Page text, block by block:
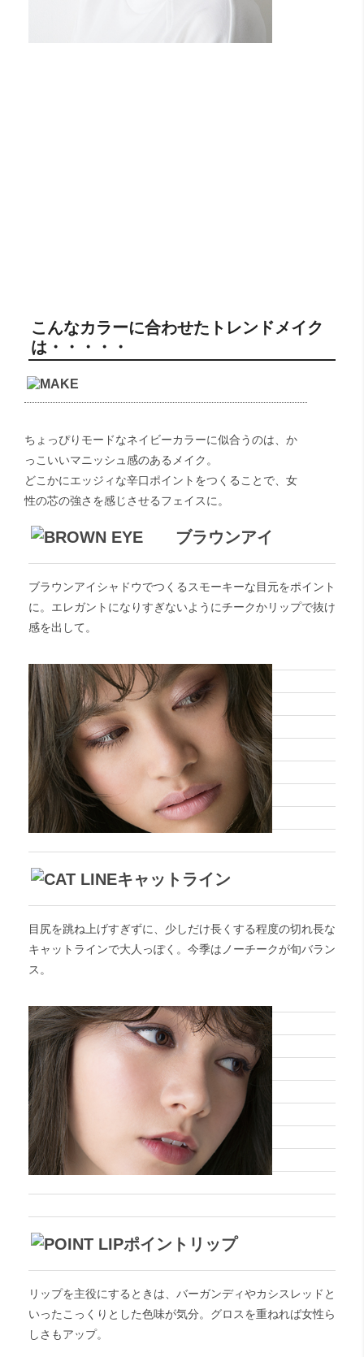
こんなカラーに合わせたトレンドメイク
は・・・・・
ちょっぴりモードなネイビーカラーに似合うのは、か
っこいいマニッシュ感のあるメイク。
どこかにエッジィな辛口ポイントをつくることで、女
性の芯の強さを感じさせるフェイスに。
ブラウンアイ
ブラウンアイシャドウでつくるスモーキーな目元をポイント
に。エレガントになりすぎないようにチークかリップで抜け
感を出して。
キャットライン
目尻を跳ね上げすぎずに、少しだけ長くする程度の切れ長な
キャットラインで大人っぽく。今季はノーチークが旬バラン
ス。
ポイントリップ
リップを主役にするときは、バーガンディやカシスレッドと
いったこっくりとした色味が気分。グロスを重ねれば女性ら
しさもアップ。